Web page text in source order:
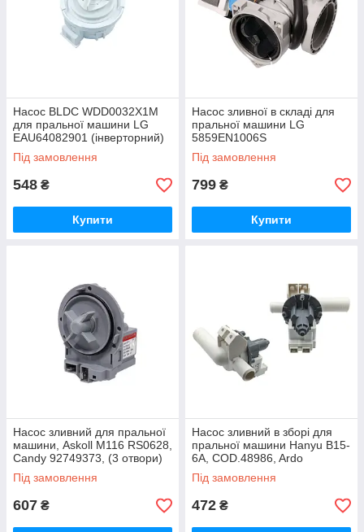
Насос BLDC WDD0032X1M
для пральної машини LG
EAU64082901 (інверторний)
Під замовлення
548 ₴
Купити
Насос зливної в складі для
пральної машини LG
5859EN1006S
Під замовлення
799 ₴
Купити
Насос зливний для пральної
машини, Askoll M116 RS0628,
Candy 92749373, (3 отвори)
Під замовлення
607 ₴
Насос зливний в зборі для
пральної машини Hanyu B15-
6A, COD.48986, Ardo
518000701, 651065724
Під замовлення
472 ₴